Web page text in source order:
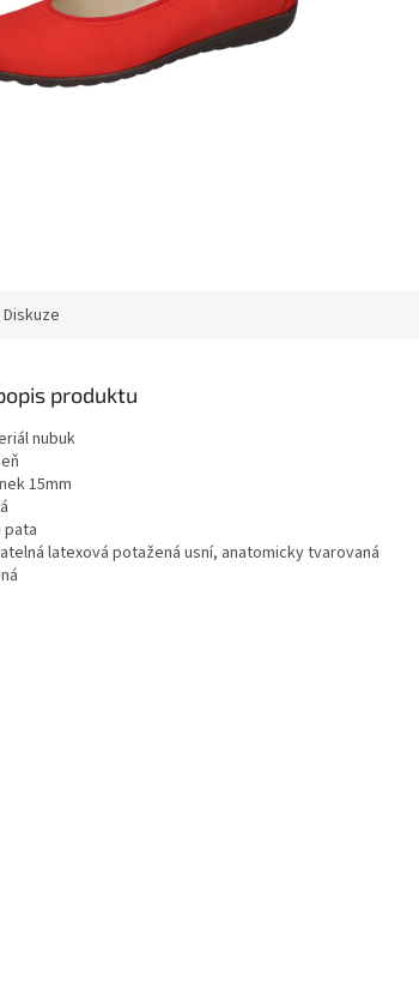
Diskuze
produktu
nubuk
15mm
pata
latexová potažená usní, anatomicky tvarovaná